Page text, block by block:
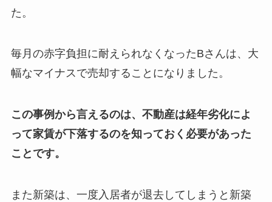
た。
毎月の赤字負担に耐えられなくなったBさんは、大
幅なマイナスで売却することになりました。
この事例から言えるのは、不動産は経年劣化によ
って家賃が下落するのを知っておく必要があった
ことです。
また新築は、一度入居者が退去してしまうと新築